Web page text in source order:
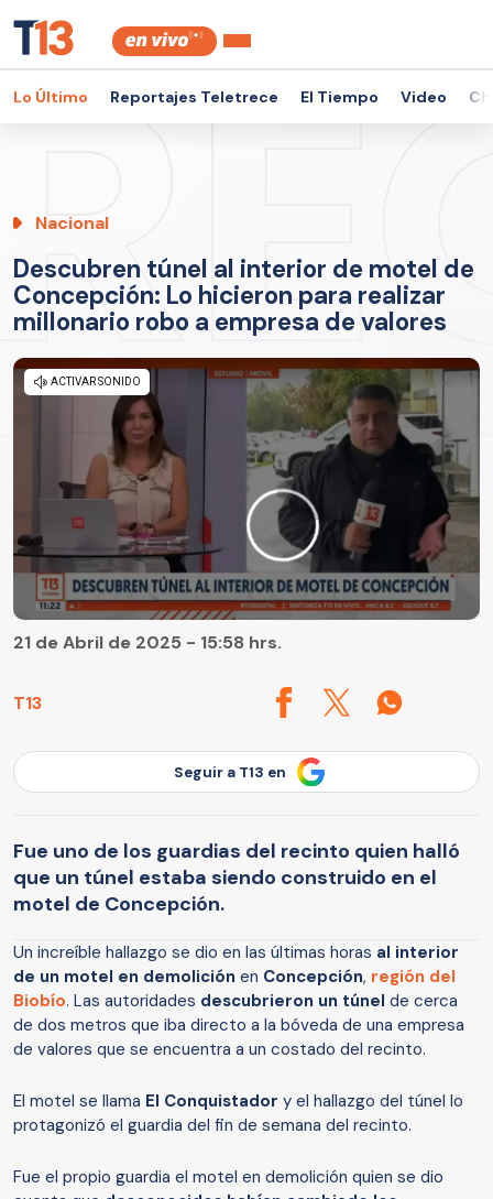
Lo Último Reportajes Teletrece El Tiempo Video
Nacional
Descubren túnel al interior de motel de
Concepción: Lo hicieron para realizar
millonario robo a empresa de valores
T13
21 de Abril de 2025 - 15:58 hrs.
Seguir a T13 en
Fue uno de los guardias del recinto quien halló
que un túnel estaba siendo construido en el
motel de Concepción.
Un increíble hallazgo se dio en las últimas horas al interior
de un motel en demolición en Concepción, región del
Biobío. Las autoridades descubrieron un túnel de cerca
de dos metros que iba directo a la bóveda de una empresa
de valores que se encuentra a un costado del recinto.
El motel se llama El Conquistador y el hallazgo del túnel lo
protagonizó el guardia del fin de semana del recinto.
Fue el propio guardia el motel en demolición quien se dio